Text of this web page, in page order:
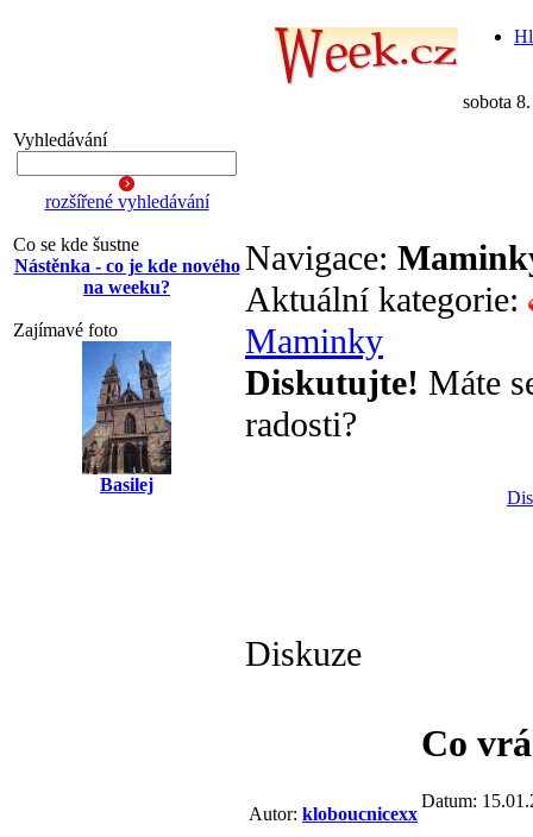
sobota
Vyhledávání
rozšířené vyhledávání
Co se kde šustne
Nástěnka - co je kde nového
na weeku?
Zajímavé foto
Basilej
Navigace:
Aktuální kategorie:
Maminky
Diskutujte! Máte
radosti?
Diskuze
Autor: kloboucnicexx
Co
Datum: